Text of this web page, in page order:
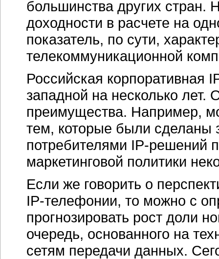
большинства других стран.
доходности в расчете на
показатель, по сути,
телекоммуникационной
Российская корпоративная
западной на несколько лет.
преимущества. Например,
тем, которые были сделаны
потребителями IP-решений
маркетинговой политики
Если же говорить о
IP-телефонии, то можно с
прогнозировать рост доли
очередь, основанного на
сетям передачи данных.